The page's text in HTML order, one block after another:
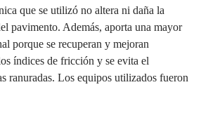
que se utilizó no altera ni daña la
pavimento. Además, aporta una mayor
porque se recuperan y mejoran
índices de fricción y se evita el
ranuradas. Los equipos utilizados fueron